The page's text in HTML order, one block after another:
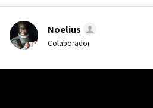
Noelius
Colaborador